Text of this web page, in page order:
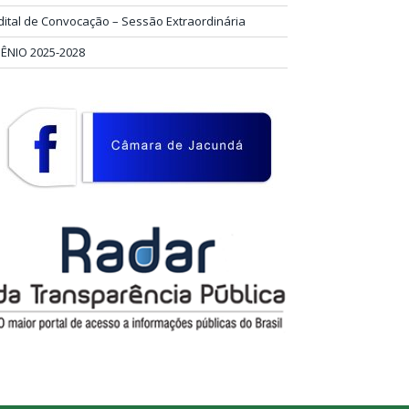
de Convocação – Sessão Extraordinária
2025-2028